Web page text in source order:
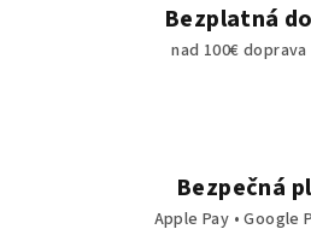
Bezplatná
nad 100€
Bezpečná
Apple Pay • Google